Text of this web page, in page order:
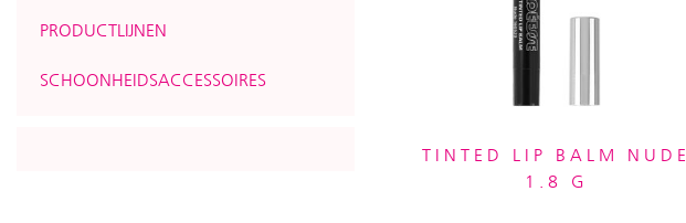
PRODUCTLIJNEN
SCHOONHEIDSACCESSOIRES
TINTED LIP BALM NUDE
1.8 G